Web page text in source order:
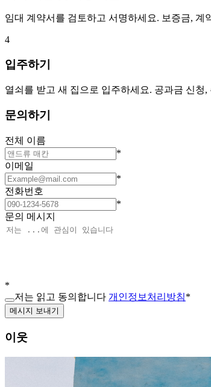
임대 계약서를 검토하고 서명하세요. 보증금,
4
입주하기
열쇠를 받고 새 집으로 입주하세요. 공과금 신청
문의하기
전체 이름
*
이메일
*
전화번호
*
문의 메시지
*
저는 읽고 동의합니다 개인정보처리방침*
메시지 보내기
이웃